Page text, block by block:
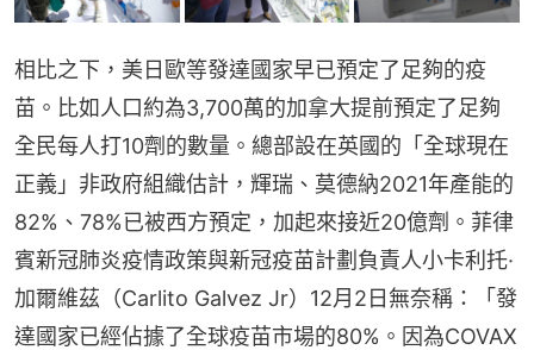
相比之下，美日歐等發達國家早已預定了足夠的疫
苗。比如人口約為3,700萬的加拿大提前預定了足夠
全民每人打10劑的數量。總部設在英國的「全球現在
正義」非政府組織估計，輝瑞、莫德納2021年產能的
82%、78%已被西方預定，加起來接近20億劑。菲律
賓新冠肺炎疫情政策與新冠疫苗計劃負責人小卡利托·
加爾維茲（Carlito Galvez Jr）12月2日無奈稱：「發
達國家已經佔據了全球疫苗市場的80%。因為COVAX